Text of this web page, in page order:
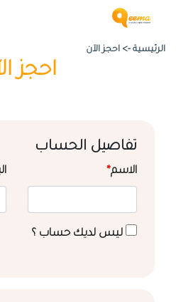
الرئيسية -> احجز الآن
احجز
تفاصيل الحساب
الاسم*
ليس لديك حساب ؟